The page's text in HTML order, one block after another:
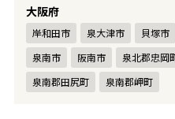
大阪府
岸和田市 泉大津市 貝塚市
泉南市
阪南市 泉北郡忠岡
泉南郡田尻町
泉南郡岬町